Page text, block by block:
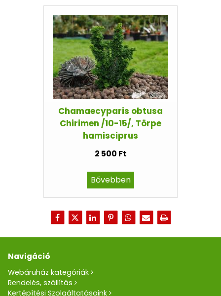
Chamaecyparis obtusa
Chirimen /10-15/, Törpe
hamisciprus
2 500 Ft
Bővebben
Navigáció
Webáruház kategóriák
Rendelés, szállítás
Kertépítési Szolgáltatásaink